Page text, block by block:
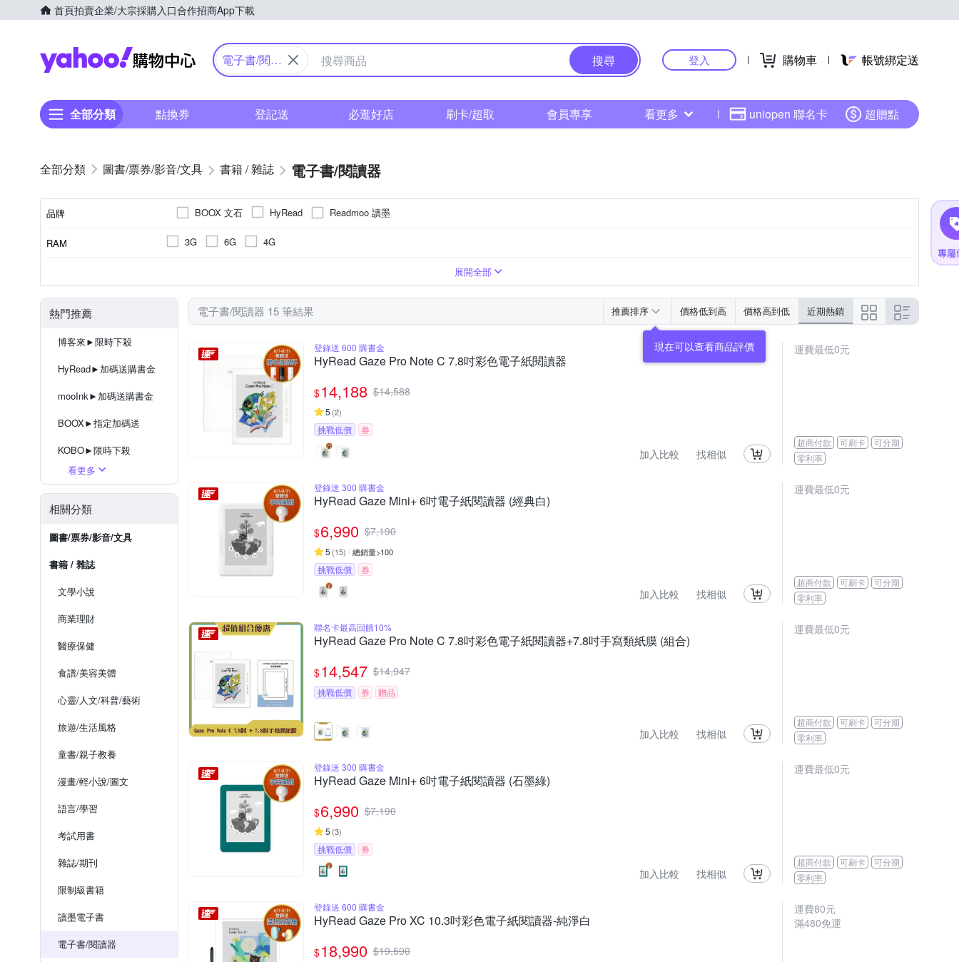
首頁拍賣企業/大宗採購入口合作招商App下載
Yahoo購物中心
電子書/閱讀
搜尋 登入 購物車 帳號綁定送
全部分類 點換券 登記送 必逛好店 刷卡/超取 會員專享 看更多 uniopen 聯名卡 超贈點
圖書/票券/影音/文具 書籍 / 雜誌 電子書/閱讀器
品牌 BOOX 文石 HyRead Readmoo 讀墨
RAM 3G 6G 4G
2480 x 1860 (300ppi) 1240 x 930 (150dpi)
4600mAh
展開全部
熱門推薦
博客來►限時下殺
HyRead►加碼送購書金
mooInk►加碼送購書金
BOOX►指定加碼送
KOBO►限時下殺
Bigme►加碼送購書金
電子書閱讀器★配件任你選
看更多
相關分類
圖書/票券/影音/文具
書籍 / 雜誌
文學小說
商業理財
醫療保健
食譜/美容美體
心靈/人文/科普/藝術
旅遊/生活風格
童書/親子教養
漫畫/輕小說/圖文
語言/學習
考試用書
雜誌/期刊
限制級書籍
讀墨電子書
電子書/閱讀器
電子書/閱讀器 15 筆結果 推薦排序 價格低到高 價格高到低 近期熱銷
登錄送 600 購書金
HyRead Gaze Pro Note C 7.8吋彩色電子紙閱讀器
$14,188 $14,588
5 (2)
挑戰低價 券
加入比較 找相似
運費最低0元
超商付款 可刷卡
可分期
零利率
登錄送 300 購書金
HyRead Gaze Mini+ 6吋電子紙閱讀器 (經典白)
$6,990 $7,190
5 (15) 總銷量>100
挑戰低價 券
加入比較 找相似
運費最低0元
超商付款 可刷卡
可分期
零利率
聯名卡最高回饋10%
HyRead Gaze Pro Note C 7.8吋彩色電子紙閱讀器+7.8吋手寫類紙膜 (組合)
$14,547 $14,947
挑戰低價 券 贈品
加入比較 找相似
運費最低0元
超商付款 可刷卡
可分期
零利率
登錄送 300 購書金
HyRead Gaze Mini+ 6吋電子紙閱讀器 (石墨綠)
$6,990 $7,190
5 (3)
挑戰低價 券
加入比較 找相似
運費最低0元
超商付款 可刷卡
可分期
零利率
登錄送 600 購書金
HyRead Gaze Pro XC 10.3吋彩色電子紙閱讀器-純淨白
$18,990 $19,590
運費80元
滿480免運